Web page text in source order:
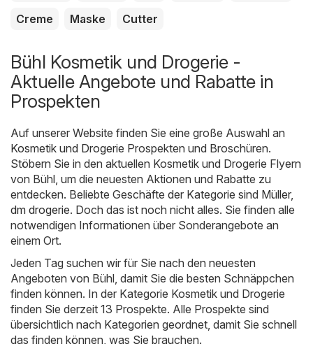
Creme
Maske Cutter
Bühl Kosmetik und Drogerie -
Aktuelle Angebote und Rabatte in
Prospekten
Auf unserer Website finden Sie eine große Auswahl an
Kosmetik und Drogerie Prospekten und Broschüren.
Stöbern Sie in den aktuellen Kosmetik und Drogerie Flyern
von Bühl, um die neuesten Aktionen und Rabatte zu
entdecken. Beliebte Geschäfte der Kategorie sind Müller,
dm drogerie. Doch das ist noch nicht alles. Sie finden alle
notwendigen Informationen über Sonderangebote an
einem Ort.
Jeden Tag suchen wir für Sie nach den neuesten
Angeboten von Bühl, damit Sie die besten Schnäppchen
finden können. In der Kategorie Kosmetik und Drogerie
finden Sie derzeit 13 Prospekte. Alle Prospekte sind
übersichtlich nach Kategorien geordnet, damit Sie schnell
das finden können, was Sie brauchen.